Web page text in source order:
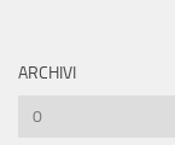
ARCHIVI
Archivi